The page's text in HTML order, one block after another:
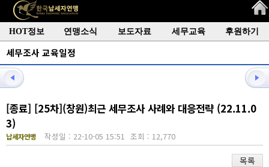
HOT정보 연맹소식 보도자료 세무교육 후원하기
세무조사 교육일정
[종료] [25차](창원)최근 세무조사 사례와 대응전략 (22.11.0
3)
납세자연맹 작성일 : 22-10-05 15:51 조회 : 12,770
목록